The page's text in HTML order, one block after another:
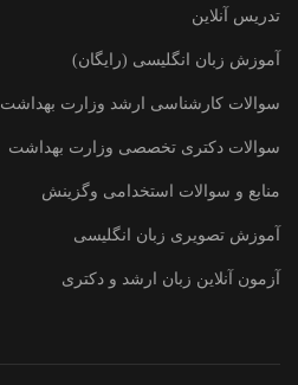
تدریس آنلاین
آموزش زبان انگلیسی (رایگان)
سوالات کارشناسی ارشد وزارت بهداشت
سوالات دکتری تخصصی وزارت بهداشت
منابع و سوالات استخدامی وگزینش
آموزش تصویری زبان انگلیسی
آزمون آنلاین زبان ارشد و دکتری